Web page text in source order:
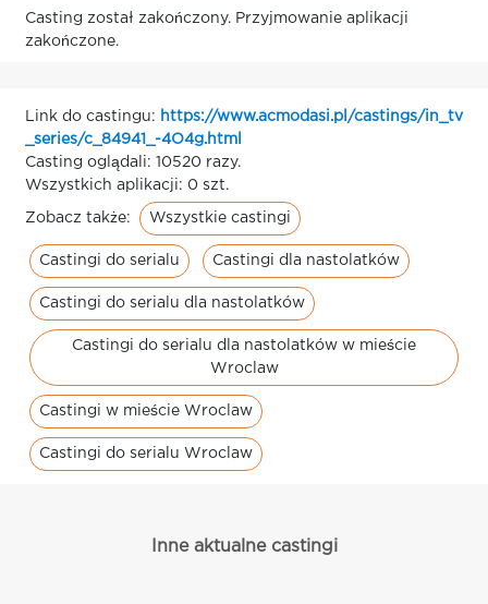
Casting został zakończony. Przyjmowanie aplikacji
zakończone.
Link do castingu: https://www.acmodasi.pl/castings/in_tv
_series/c_84941_-4O4g.html
Casting oglądali: 10520 razy.
Wszystkich aplikacji: 0 szt.
Zobacz także: Wszystkie castingi
Castingi do serialu Castingi dla nastolatków
Castingi do serialu dla nastolatków
Castingi do serialu dla nastolatków w mieście
Wroclaw
Castingi w mieście Wroclaw
Castingi do serialu Wroclaw
Inne aktualne castingi